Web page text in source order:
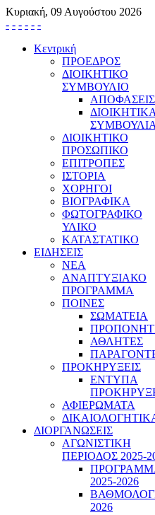
Κυριακή, 09 Αυγούστου 2026
- - - - - -
Κεντρική
ΠΡΟΕΔΡΟΣ
ΔΙΟΙΚΗΤΙΚΟ
ΣΥΜΒΟΥΛΙΟ
ΔΙΟΙΚΗΤΙΚΑ
ΣΥΜΒΟΥΛΙΑ
ΔΙΟΙΚΗΤΙΚΟ
ΠΡΟΣΩΠΙΚΟ
ΕΠΙΤΡΟΠΕΣ
ΙΣΤΟΡΙΑ
ΧΟΡΗΓΟΙ
ΒΙΟΓΡΑΦΙΚΑ
ΦΩΤΟΓΡΑΦΙΚΟ
ΥΛΙΚΟ
ΚΑΤΑΣΤΑΤΙΚΟ
ΕΙΔΗΣΕΙΣ
ΝΕΑ
ΑΝΑΠΤΥΞΙΑΚΟ
ΠΡΟΓΡΑΜΜΑ
ΠΟΙΝΕΣ
ΣΩΜΑΤΕΙΑ
ΑΘΛΗΤΕΣ
ΠΡΟΚΗΡΥΞΕΙΣ
ΕΝΤΥΠΑ
ΑΦΙΕΡΩΜΑΤΑ
ΔΙΟΡΓΑΝΩΣΕΙΣ
ΑΓΩΝΙΣΤΙΚΗ
ΠΕΡΙΟΔΟΣ 2025-
2025-2026
2026